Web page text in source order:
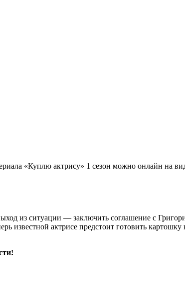
«Куплю актрису» 1 сезон можно онлайн на
из ситуации — заключить соглашение с
актрисе предстоит готовить